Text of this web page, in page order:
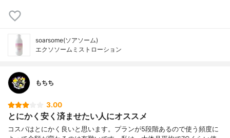
soarsome(ソアソーム)
エクソソームミストローション
もちち
3.00
とにかく安く済ませたい人にオススメ
コスパはとにかく良いと思います。プランが5段階あるので使う頻度に